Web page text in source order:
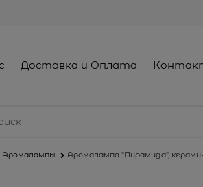
Доставка и Оплата
Аромалампы Аромалампа "Пирамида",